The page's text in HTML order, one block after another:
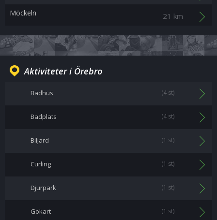
Möckeln 21 km
Aktiviteter i Örebro
Badhus (4 st)
Badplats (4 st)
Biljard (1 st)
Curling (1 st)
Djurpark (1 st)
Gokart (1 st)